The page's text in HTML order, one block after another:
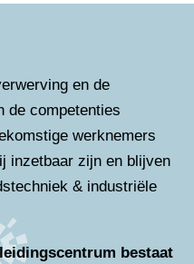
en de
de competenties
werknemers
inzetbaar zijn en blijven
& industriële
bestaat